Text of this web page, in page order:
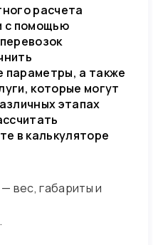
расчета
с помощью
параметры, а также
которые могут
этапах
в калькуляторе
вес, габариты и